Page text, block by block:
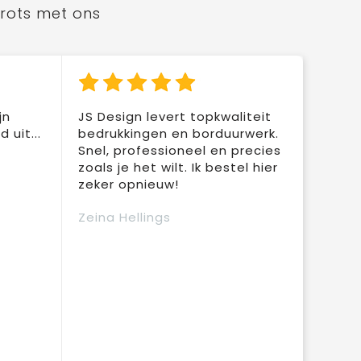
met ons
uit...
JS Design levert topkwaliteit
bedrukkingen en borduurwerk.
Snel, professioneel en precies
zoals je het wilt. Ik bestel hier
zeker opnieuw!
Zeina Hellings